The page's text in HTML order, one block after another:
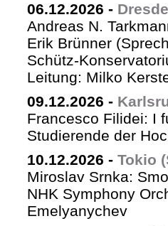
06.12.2026 -
Andreas N.
Erik Brünner
Schütz-
Leitung: Milko
09.12.2026 -
Francesco Filidei: I
Studierende der
10.12.2026 - Tokio
Miroslav Srnka:
NHK Symphony
Emelyanychev